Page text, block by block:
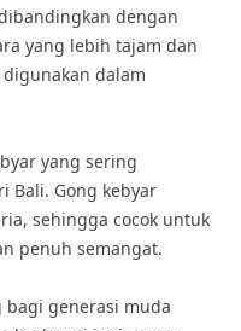
dengan
yang lebih tajam dan
dalam
yang sering
Bali. Gong kebyar
sehingga cocok untuk
penuh semangat.
bagi generasi muda